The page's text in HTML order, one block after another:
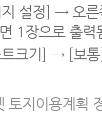
설정] → 오
1장으로 출력
트크기] → [보
토지이용계획